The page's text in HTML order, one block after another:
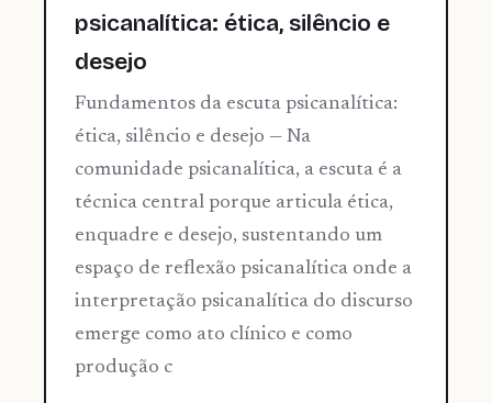
psicanalítica: ética, silêncio e
desejo
Fundamentos da escuta psicanalítica:
ética, silêncio e desejo — Na
comunidade psicanalítica, a escuta é a
técnica central porque articula ética,
enquadre e desejo, sustentando um
espaço de reflexão psicanalítica onde a
interpretação psicanalítica do discurso
emerge como ato clínico e como
produção c